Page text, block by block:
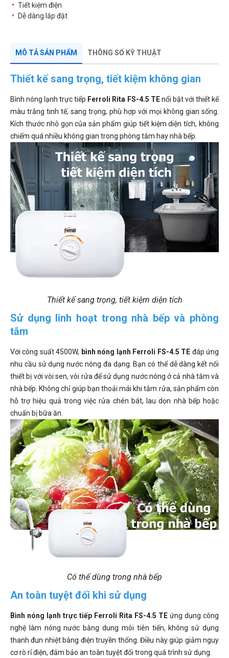
Tiết kiệm điện
Dễ dàng lắp đặt
MÔ TẢ SẢN PHẨM THÔNG SỐ KỸ THUẬT
Thiết kế sang trọng, tiết kiệm không gian
Bình nóng lạnh trực tiếp Ferroli Rita FS-4.5 TEnổi bật với thiết kế
màu trắng tinh tế, sang trọng, phù hợp với mọi không gian sống.
Kích thước nhỏ gọn của sản phẩm giúp tiết kiệm diện tích, không
chiếm quá nhiều không gian trong phòng tắm hay nhà bếp.
Thiết kế sang trọng, tiết kiệm diện tích
Sử dụng linh hoạt trong nhà bếp và phòng
tắm
Với công suất 4500W, bình nóng lạnh Ferroli FS-4.5 TE đáp ứng
nhu cầu sử dụng nước nóng đa dạng. Bạn có thể dễ dàng kết nối
thiết bị với vòi sen, vòi rửa để sử dụng nước nóng ở cả nhà tắm và
nhà bếp. Không chỉ giúp bạn thoải mái khi tắm rửa, sản phẩm còn
hỗ trợ hiệu quả trong việc rửa chén bát, lau dọn nhà bếp hoặc
chuẩn bị bữa ăn.
Có thể dùng trong nhà bếp
An toàn tuyệt đối khi sử dụng
Bình nóng lạnh trực tiếp Ferroli Rita FS-4.5 TE ứng dụng công
nghệ làm nóng nước bằng dung môi tiên tiến, không sử dụng
thanh đun nhiệt bằng điện truyền thống. Điều này giúp giảm nguy
cơ rò rỉ điện, đảm bảo an toàn tuyệt đối trong quá trình sử dụng.